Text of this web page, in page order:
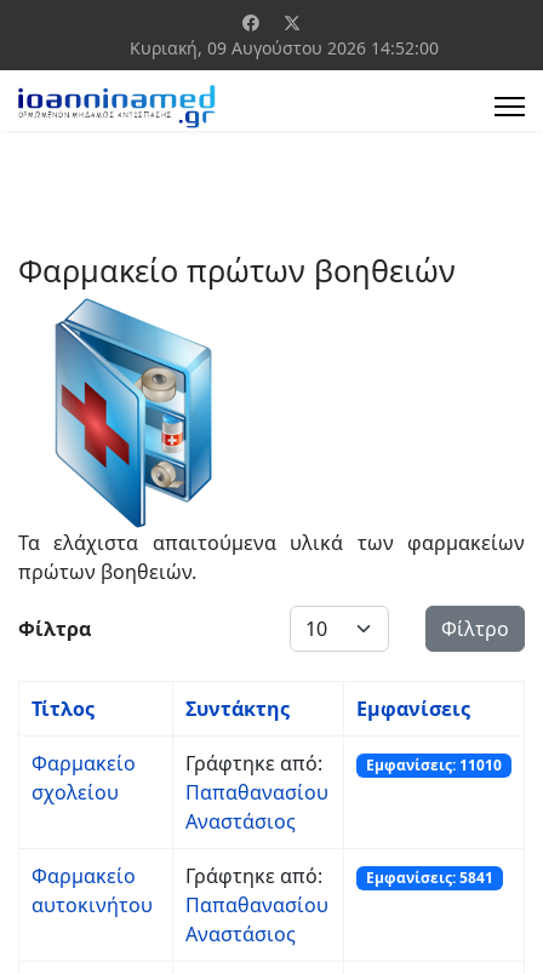
Κυριακή, 09 Αυγούστου 2026 14:52:00
Φαρμακείο πρώτων βοηθειών
Τα ελάχιστα απαιτούμενα υλικά των φαρμακείων
πρώτων βοηθειών.
Φίλτρα Εμφάνιση # Φίλτρο
Τίτλος Συντάκτης Εμφανίσεις
Φαρμακείο
σχολείου
Γράφτηκε από:
Παπαθανασίου
Αναστάσιος
Εμφανίσεις: 11010
Φαρμακείο
αυτοκινήτου
Γράφτηκε από:
Παπαθανασίου
Αναστάσιος
Εμφανίσεις: 5841